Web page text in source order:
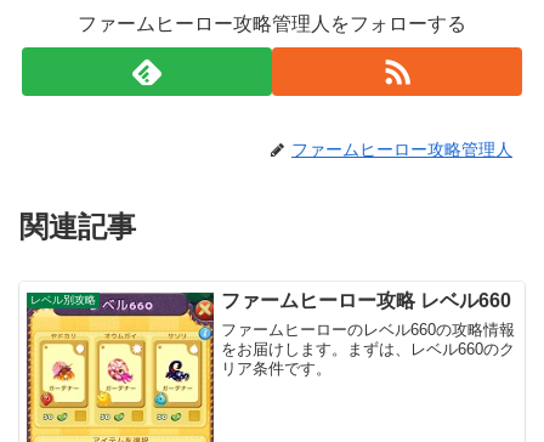
ファームヒーロー攻略管理人をフォローする
ファームヒーロー攻略管理人
関連記事
レベル別攻略 ファームヒーロー攻略 レベル660
ファームヒーローのレベル660の攻略情報
をお届けします。まずは、レベル660のク
リア条件です。